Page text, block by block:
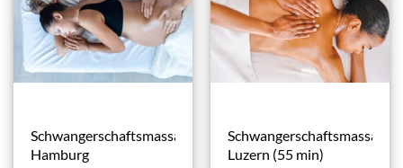
Schwangerschaftsmassage
Hamburg
Schwangerschaftsmassage
Luzern (55 min)